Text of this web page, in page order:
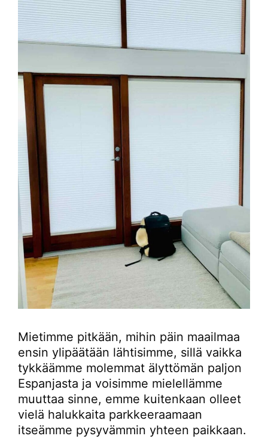
Mietimme pitkään, mihin päin maailmaa
ensin ylipäätään lähtisimme, sillä vaikka
tykkäämme molemmat älyttömän paljon
Espanjasta ja voisimme mielellämme
muuttaa sinne, emme kuitenkaan olleet
vielä halukkaita parkkeeraamaan
itseämme pysyvämmin yhteen paikkaan.